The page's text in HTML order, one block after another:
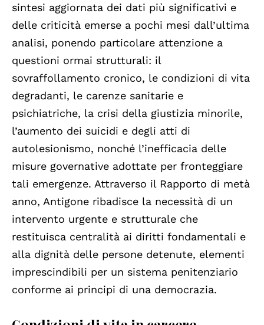
sintesi aggiornata dei dati più significativi e
delle criticità emerse a pochi mesi dall’ultima
analisi, ponendo particolare attenzione a
questioni ormai strutturali: il
sovraffollamento cronico, le condizioni di vita
degradanti, le carenze sanitarie e
psichiatriche, la crisi della giustizia minorile,
l’aumento dei suicidi e degli atti di
autolesionismo, nonché l’inefficacia delle
misure governative adottate per fronteggiare
tali emergenze. Attraverso il Rapporto di metà
anno, Antigone ribadisce la necessità di un
intervento urgente e strutturale che
restituisca centralità ai diritti fondamentali e
alla dignità delle persone detenute, elementi
imprescindibili per un sistema penitenziario
conforme ai principi di una democrazia.